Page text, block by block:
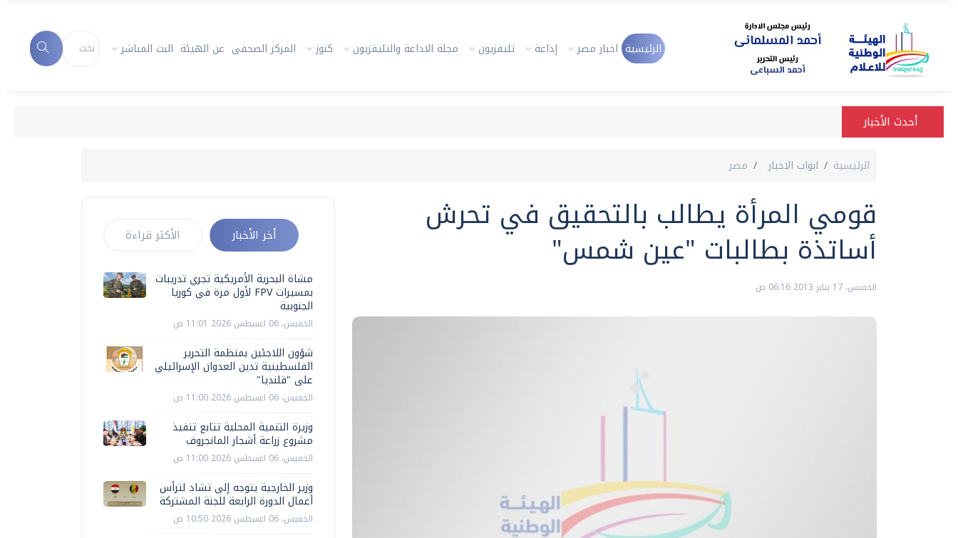
الرئيسية اخبار مصر إذاعة تليفزيون مجلة الاذاعة والتليفزيون كنوز المركز الصحفى عن الهيئة البث المباشر
أحدث الأخبار
الرئيسية ابواب الاخبار مصر
قومي المرأة يطالب بالتحقيق في تحرش
أساتذة بطالبات "عين شمس"
الخميس، 17 يناير 2013 06:16 ص
أخر الأخبار الأكثر قراءة
مشاة البحرية الأمريكية تجري تدريبات
بمسيرات FPV لأول مرة في كوريا
الجنوبية
الخميس، 06 اغسطس 2026 11:01 ص
شؤون اللاجئين بمنظمة التحرير
الفلسطينية تدين العدوان الإسرائيلي
على "قلنديا"
الخميس، 06 اغسطس 2026 11:00 ص
وزيرة التنمية المحلية تتابع تنفيذ
مشروع زراعة أشجار المانجروف
الخميس، 06 اغسطس 2026 11:00 ص
وزير الخارجية يتوجه إلى تشاد لترأس
أعمال الدورة الرابعة للجنة المشتركة
الخميس، 06 اغسطس 2026 10:50 ص